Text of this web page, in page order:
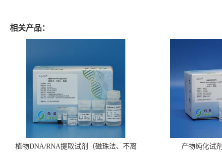
相关产品：
植物DNA/RNA提取试剂（磁珠法、不离
产物纯化试